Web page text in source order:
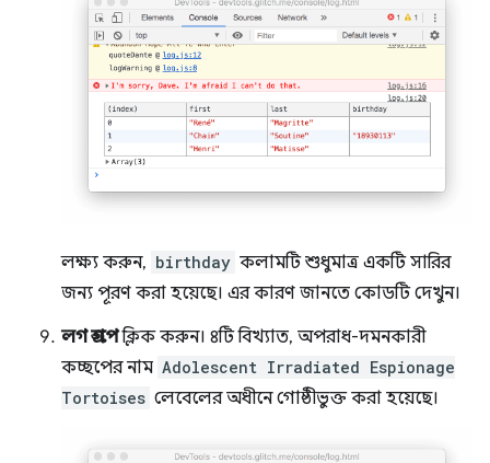
লক্ষ্য করুন, birthday কলামটি শুধুমাত্র একটি সারির
জন্য পূরণ করা হয়েছে। এর কারণ জানতে কোডটি দেখুন।
লগ গ্রুপেক্লিক করুন। ৪টি বিখ্যাত, অপরাধ-দমনকারী
কচ্ছপের নাম Adolescent Irradiated Espionage
Tortoises লেবেলের অধীনে গোষ্ঠীভুক্ত করা হয়েছে।